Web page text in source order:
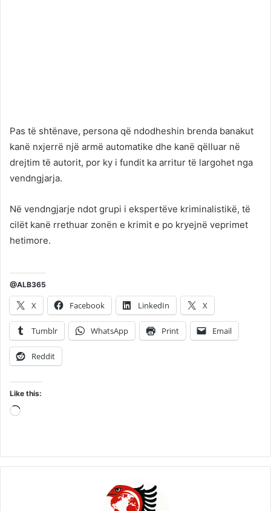
Pas të shtënave, persona që ndodheshin brenda banakut
kanë nxjerrë një armë automatike dhe kanë qëlluar në
drejtim të autorit, por ky i fundit ka arritur të largohet nga
vendngjarja.
Në vendngjarje ndot grupi i ekspertëve kriminalistikë, të
cilët kanë rrethuar zonën e krimit e po kryejnë veprimet
hetimore.
@ALB365
X Facebook LinkedIn X
Tumblr WhatsApp Print Email
Reddit
Like this:
Loading…